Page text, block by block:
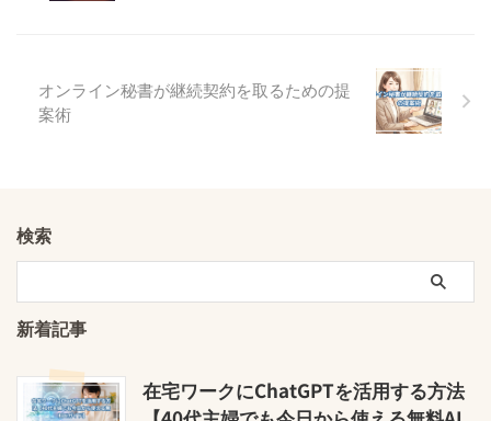
オンライン秘書が継続契約を取るための提
案術
検索
新着記事
在宅ワークにChatGPTを活用する方法